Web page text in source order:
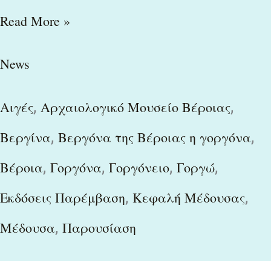
Read More »
News
Αιγές, Αρχαιολογικό Μουσείο Βέροιας,
Βεργίνα, Βεργόνα της Βέροιας η γοργόνα,
Βέροια, Γοργόνα, Γοργόνειο, Γοργώ,
Εκδόσεις Παρέμβαση, Κεφαλή Μέδουσας,
Μέδουσα, Παρουσίαση